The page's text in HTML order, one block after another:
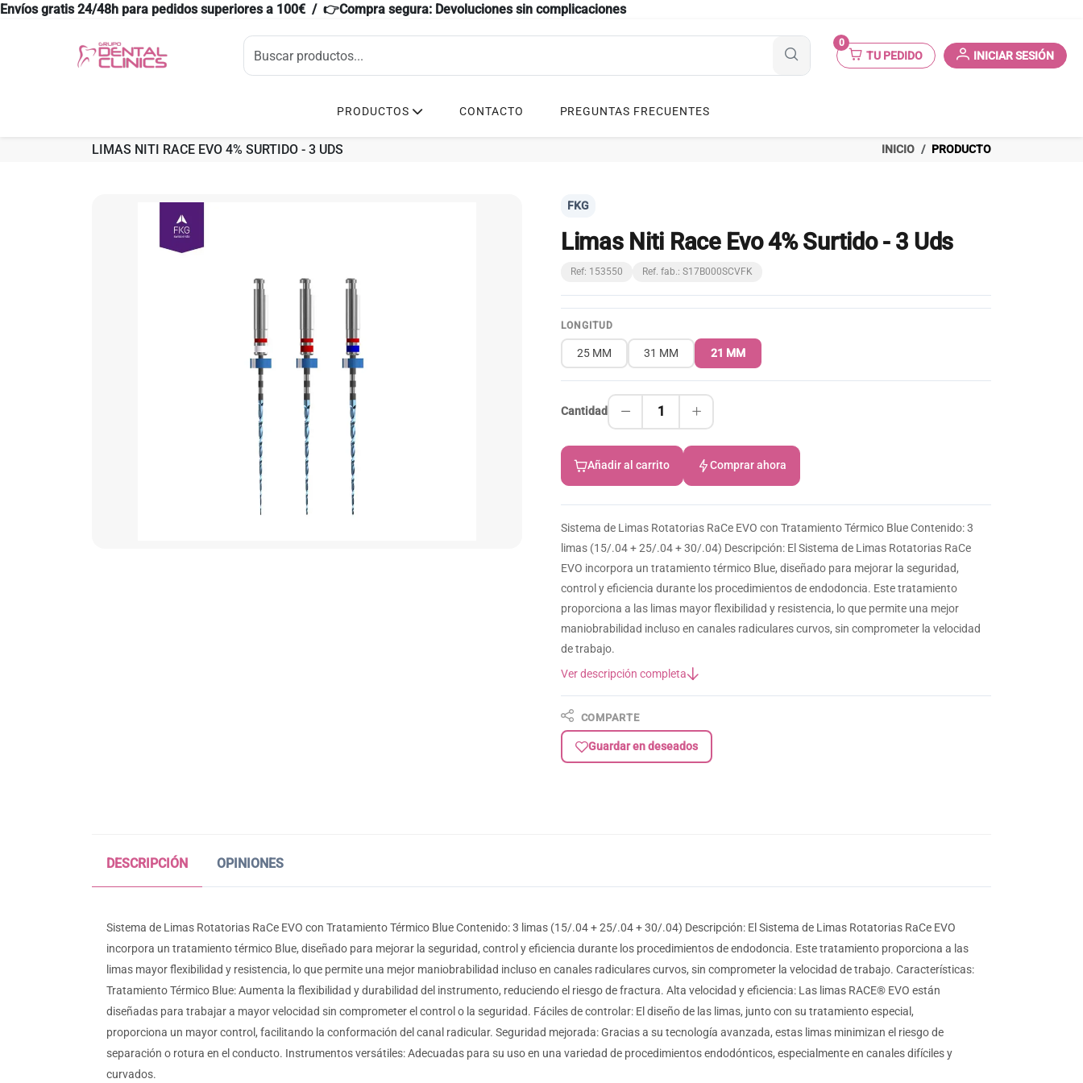
Envíos gratis 24/48h para pedidos superiores a 100€ / 👉Compra segura: Devoluciones sin complicaciones
0
TU PEDIDO INICIAR SESIÓN
PRODUCTOS CONTACTO PREGUNTAS FRECUENTES
LIMAS NITI RACE EVO 4% SURTIDO - 3 UDS INICIO PRODUCTO
FKG
Limas Niti Race Evo 4% Surtido - 3 Uds
Ref: 153550 Ref. fab.: S17B000SCVFK
LONGITUD
25 MM 31 MM 21 MM
Cantidad 1
Añadir al carrito Comprar ahora
Sistema de Limas Rotatorias RaCe EVO con Tratamiento Térmico Blue Contenido: 3
limas (15/.04 + 25/.04 + 30/.04) Descripción: El Sistema de Limas Rotatorias RaCe
EVO incorpora un tratamiento térmico Blue, diseñado para mejorar la seguridad,
control y eficiencia durante los procedimientos de endodoncia. Este tratamiento
proporciona a las limas mayor flexibilidad y resistencia, lo que permite una mejor
maniobrabilidad incluso en canales radiculares curvos, sin comprometer la velocidad
de trabajo.
Ver descripción completa
COMPARTE
Guardar en deseados
DESCRIPCIÓN OPINIONES
Sistema de Limas Rotatorias RaCe EVO con Tratamiento Térmico Blue Contenido: 3 limas (15/.04 + 25/.04 + 30/.04) Descripción: El Sistema de Limas Rotatorias RaCe EVO
incorpora un tratamiento térmico Blue, diseñado para mejorar la seguridad, control y eficiencia durante los procedimientos de endodoncia. Este tratamiento proporciona a las
limas mayor flexibilidad y resistencia, lo que permite una mejor maniobrabilidad incluso en canales radiculares curvos, sin comprometer la velocidad de trabajo. Características:
Tratamiento Térmico Blue: Aumenta la flexibilidad y durabilidad del instrumento, reduciendo el riesgo de fractura. Alta velocidad y eficiencia: Las limas RACE® EVO están
diseñadas para trabajar a mayor velocidad sin comprometer el control o la seguridad. Fáciles de controlar: El diseño de las limas, junto con su tratamiento especial,
proporciona un mayor control, facilitando la conformación del canal radicular. Seguridad mejorada: Gracias a su tecnología avanzada, estas limas minimizan el riesgo de
separación o rotura en el conducto. Instrumentos versátiles: Adecuadas para su uso en una variedad de procedimientos endodónticos, especialmente en canales difíciles y
curvados.